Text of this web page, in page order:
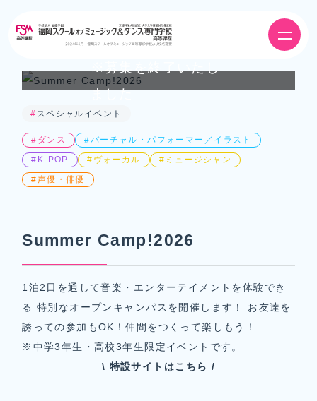
# スペシャルイベント
#ダンス
#バーチャル・パフォーマー／イラスト
#K-POP
#ヴォーカル
#ミュージシャン
#声優・俳優
Summer Camp!2026
1泊2日を通して音楽・エンターテイメントを体験でき
る 特別なオープンキャンパスを開催します！ お友達を
誘っての参加もOK！仲間をつくって楽しもう！
※中学3年生・高校3年生限定イベントです。
\ 特設サイトはこちら /